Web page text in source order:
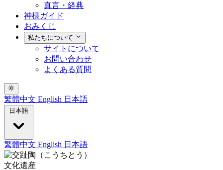
真言・経典
神様ガイド
おみくじ
私たちについて
サイトについて
お問い合わせ
よくある質問
繁體中文 English 日本語
日本語
繁體中文 English 日本語
文化遺産